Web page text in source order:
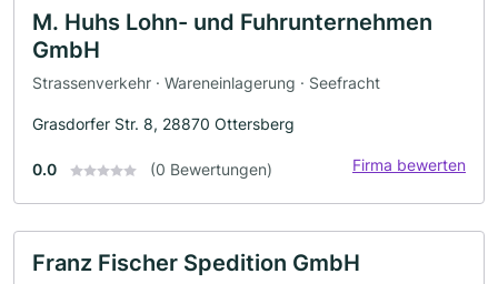
M. Huhs Lohn- und Fuhrunternehmen
GmbH
Strassenverkehr · Wareneinlagerung · Seefracht
Grasdorfer Str. 8, 28870 Ottersberg
0.0 (0 Bewertungen) Firma bewerten
Franz Fischer Spedition GmbH